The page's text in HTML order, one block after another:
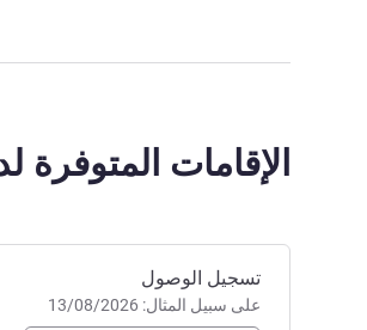
الإقامات المتوفرة
احجز في هذا الفندق
تسجيل الوصول
على سبيل المثال: 13/08/2026